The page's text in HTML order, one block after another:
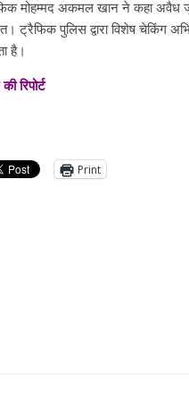
मोहम्मद अकमल खान ने कहा अवैध
ट्रैफिक पुलिस द्वारा विशेष चेकिंग
है।
रिपोर्ट
Print